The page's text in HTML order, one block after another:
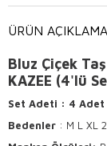
ÜRÜN
Bluz Çiçek
KAZEE (4'lü
Set Adeti : 4 Adet
Bedenler : M L XL